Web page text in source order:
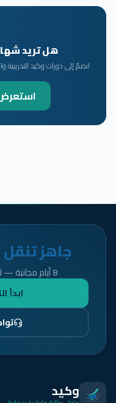
هل تريد
انضمّ إلى دورات وكيد
جاهز
8 أيام مجانية — لا بطاقة ائتمانية — لا التزامات
ابدأ
وكيد